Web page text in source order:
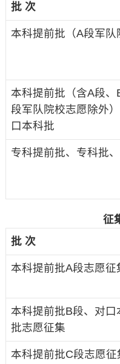
批 次
本科提前批（A段军队
本科提前批（含A段
段军队院校志愿除外
口本科批
专科提前批、专科批
征
批 次
本科提前批A段志愿征
本科提前批B段、对口
批志愿征集
本科提前批C段志愿征